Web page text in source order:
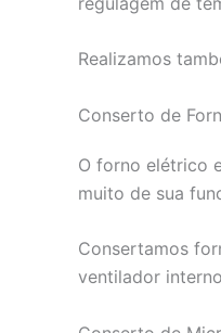
Realizamos
Conserto de
O forno elétrico
muito de sua
Consertamos
ventilador